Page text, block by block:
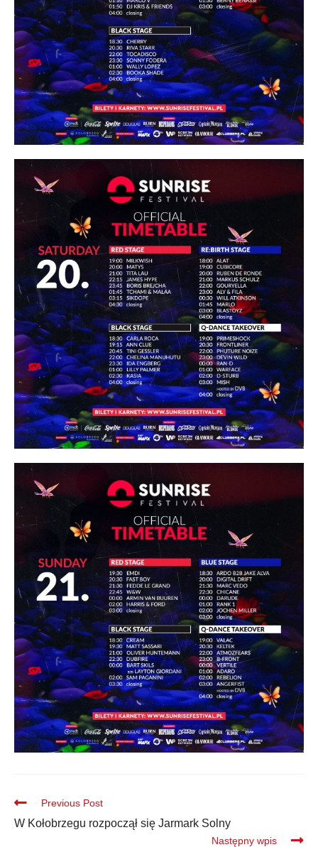
Previous Post
W Kołobrzegu rozpoczął się Jarmark Solny
Następny wpis